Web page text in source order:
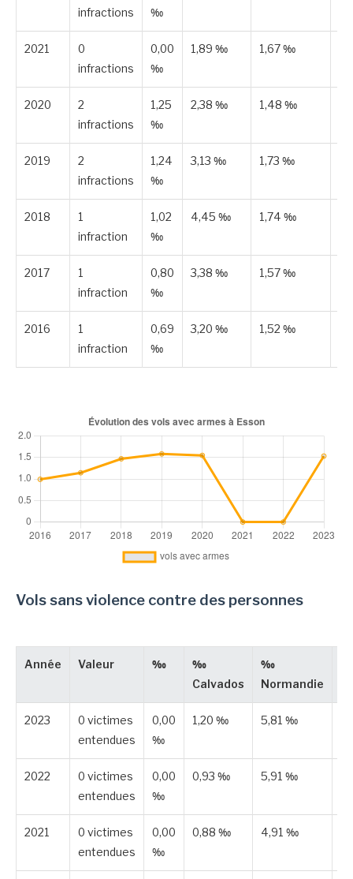
infractions
‰
2021
0
infractions
0,00
‰
1,89 ‰ 1,67 ‰
2020
2
infractions
1,25
‰
2,38 ‰ 1,48 ‰
2019
2
infractions
1,24
‰
3,13 ‰ 1,73 ‰
2018
1
infraction
1,02
‰
4,45 ‰ 1,74 ‰
2017
1
infraction
0,80
‰
3,38 ‰ 1,57 ‰
2016
1
infraction
0,69
‰
3,20 ‰ 1,52 ‰
Vols sans violence contre des personnes
Année Valeur ‰
‰
Calvados
‰
Normandie
2023
0 victimes
entendues
0,00
‰
1,20 ‰ 5,81 ‰
2022
0 victimes
entendues
0,00
‰
0,93 ‰ 5,91 ‰
2021
0 victimes
entendues
0,00
‰
0,88 ‰ 4,91 ‰